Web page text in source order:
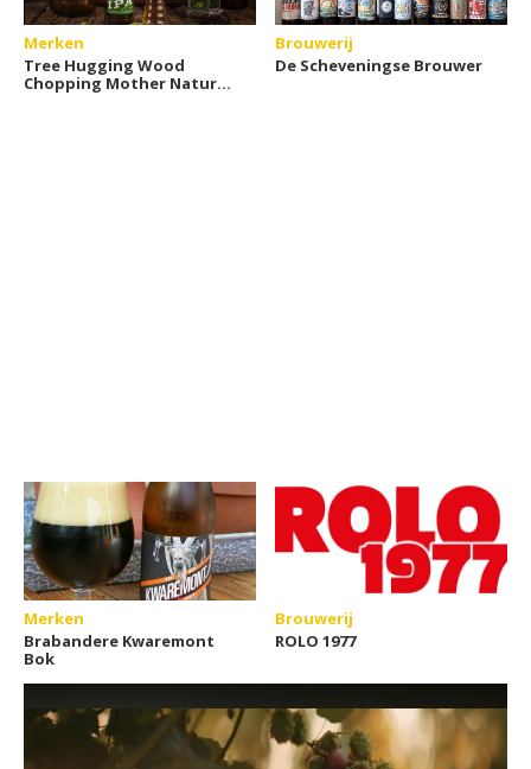
Merken
Tree Hugging Wood
Chopping Mother Nature
Brouwerij
De Scheveningse Brouwer
Merken
Brabandere Kwaremont
Bok
Brouwerij
ROLO 1977